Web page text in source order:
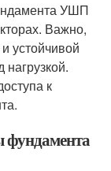
УШП
Важно,
устойчивой
к
фундамента